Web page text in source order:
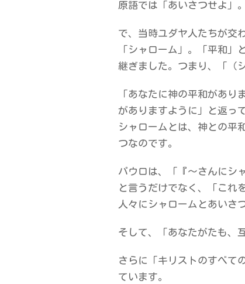
原語では「あいさつせよ」
で、当時ユダヤ人たちが交
「シャローム」。「平和」
継ぎました。つまり、「（
「あなたに神の平和があり
がありますように」と返っ
シャロームとは、神との平
つなのです。
パウロは、「『～さんにシ
と言うだけでなく、「これ
人々にシャロームとあいさ
そして、「あなたがたも、
さらに「キリストのすべて
ています。